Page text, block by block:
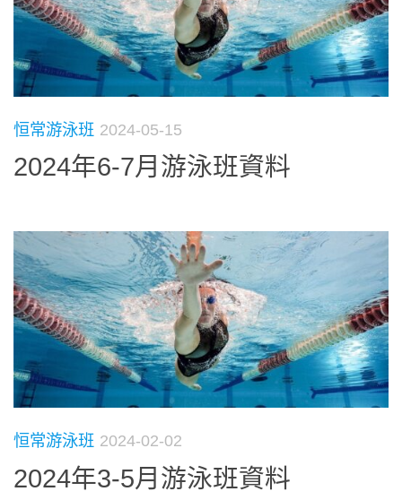
恒常游泳班 2024-05-15
2024年6-7月游泳班資料
恒常游泳班 2024-02-02
2024年3-5月游泳班資料